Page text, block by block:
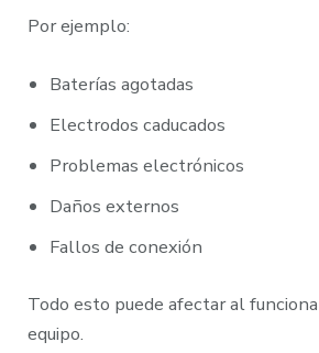
Por ejemplo:
Baterías agotadas
Electrodos caducados
Problemas electrónicos
Daños externos
Fallos de conexión
Todo esto puede afectar al
equipo.